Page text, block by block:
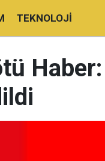
TEKNOLOJI
Haber: